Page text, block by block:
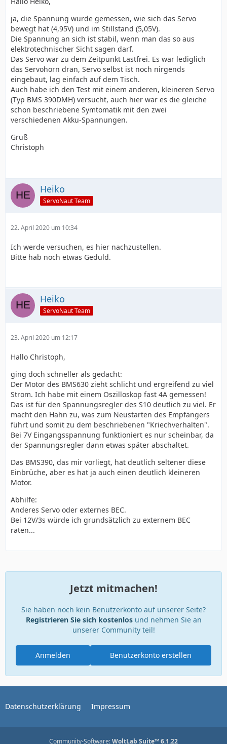
ja, die Spannung wurde gemessen, wie sich das Servo
bewegt hat (4,95V) und im Stillstand (5,05V).
Die Spannung an sich ist stabil, wenn man das so aus
elektrotechnischer Sicht sagen darf.
Das Servo war zu dem Zeitpunkt Lastfrei. Es war lediglich
das Servohorn dran, Servo selbst ist noch nirgends
eingebaut, lag einfach auf dem Tisch.
Auch habe ich den Test mit einem anderen, kleineren Servo
(Typ BMS 390DMH) versucht, auch hier war es die gleiche
schon beschriebene Symtomatik mit den zwei
verschiedenen Akku-Spannungen.
Gruß
Christoph
Heiko
ServoNaut Team
22. April 2020 um 10:34
Ich werde versuchen, es hier nachzustellen.
Bitte hab noch etwas Geduld.
Heiko
ServoNaut Team
23. April 2020 um 12:17
Hallo Christoph,
ging doch schneller als gedacht:
Der Motor des BMS630 zieht schlicht und ergreifend zu viel
Strom. Ich habe mit einem Oszilloskop fast 4A gemessen!
Das ist für den Spannungsregler des S10 deutlich zu viel. Er
macht den Hahn zu, was zum Neustarten des Empfängers
führt und somit zu dem beschriebenen "Kriechverhalten".
Bei 7V Eingangsspannung funktioniert es nur scheinbar, da
der Spannungsregler dann etwas später abschaltet.
Das BMS390, das mir vorliegt, hat deutlich seltener diese
Einbrüche, aber es hat ja auch einen deutlich kleineren
Motor.
Abhilfe:
Anderes Servo oder externes BEC.
Bei 12V/3s würde ich grundsätzlich zu externem BEC
raten...
Jetzt mitmachen!
Sie haben noch kein Benutzerkonto auf unserer Seite?
Registrieren Sie sich kostenlosund nehmen Sie an
unserer Community teil!
Benutzerkonto erstellen
Anmelden
Datenschutzerklärung Impressum
Community-Software:WoltLab Suite™ 6.1.22